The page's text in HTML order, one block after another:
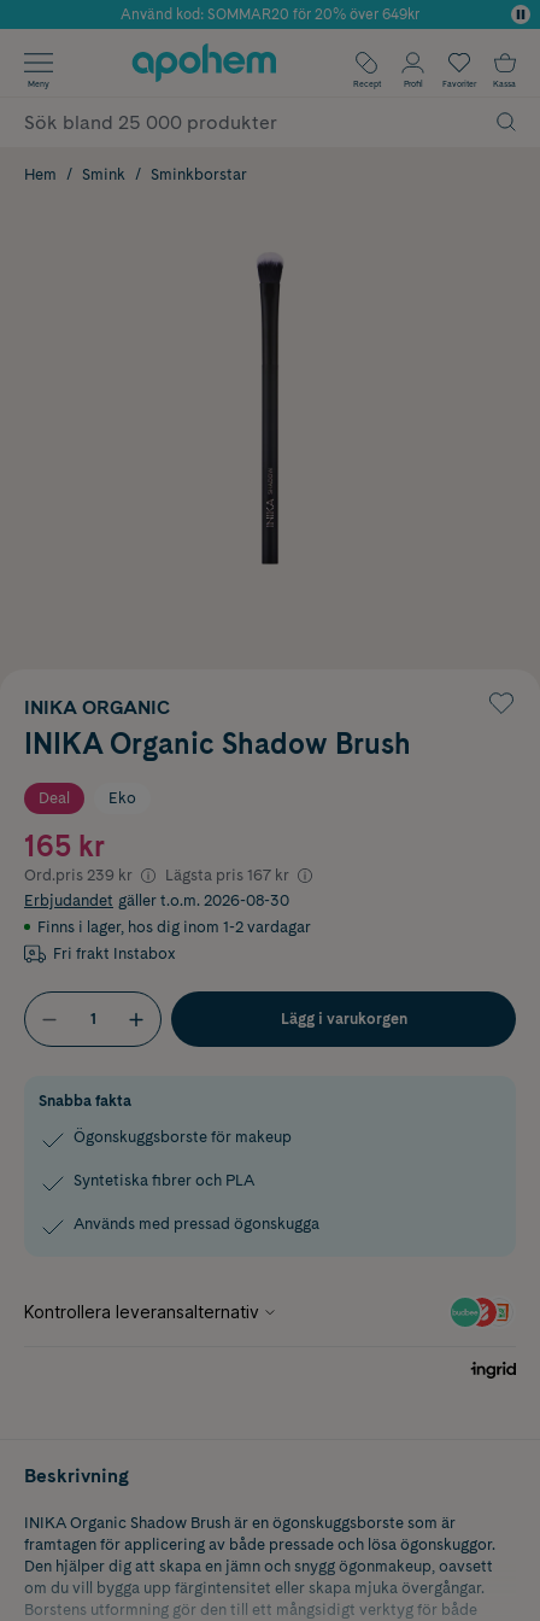
Årets Butik 2025 inom Skönhet
Använd kod: SOMMAR20 för 20% över 649kr
✓ Fri frakt
✓ Poäng på alla köp*
Meny Recept Profil Favoriter Kassa
Hem Smink Sminkborstar
INIKA ORGANIC
INIKA Organic Shadow Brush
Deal Eko
165 kr
Ord.pris 239 kr Lägsta pris 167 kr
Erbjudandet gäller t.o.m. 2026-08-30
Finns i lager, hos dig inom 1-2 vardagar
Fri frakt Instabox
Lägg i varukorgen
Snabba fakta
Ögonskuggsborste för makeup
Syntetiska fibrer och PLA
Används med pressad ögonskugga
Beskrivning
INIKA Organic Shadow Brush är en ögonskuggsborste som är
framtagen för applicering av både pressade och lösa ögonskuggor.
Den hjälper dig att skapa en jämn och snygg ögonmakeup, oavsett
om du vill bygga upp färgintensitet eller skapa mjuka övergångar.
Borstens utformning gör den till ett mångsidigt verktyg för både